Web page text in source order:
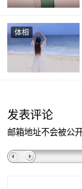
体相
发表评论
邮箱地址不会被公开